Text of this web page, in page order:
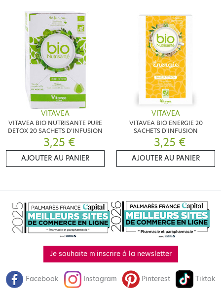
VITAVEA
VITAVEA BIO NUTRISANTE PURE
DETOX 20 SACHETS D'INFUSION
3,25 €
AJOUTER AU PANIER
VITAVEA
VITAVEA BIO ENERGIE 20
SACHETS D'INFUSION
3,25 €
AJOUTER AU PANIER
Je souhaite m'inscrire à la newsletter
Facebook Instagram Pinterest Tiktok